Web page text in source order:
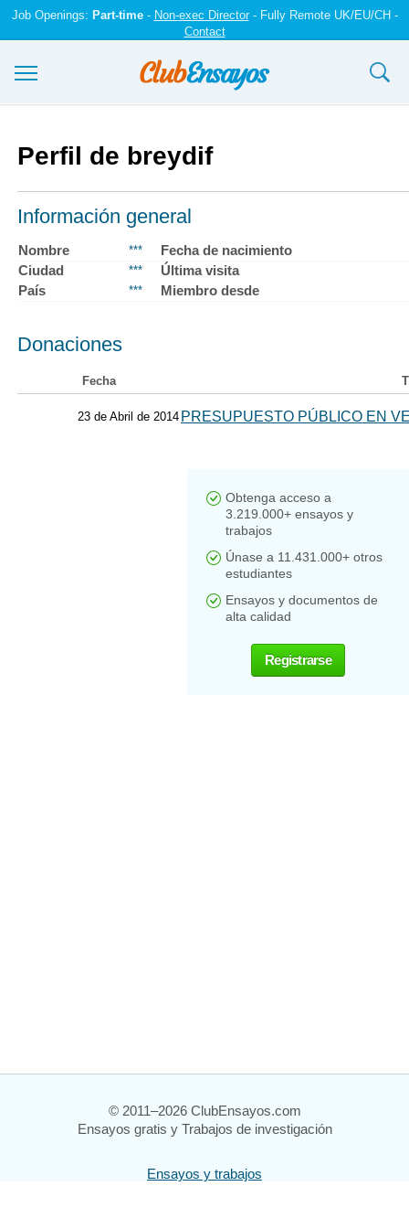
Job Openings: Part-time- Non-exec Director- Fully Remote UK/EU/CH -
Contact
Registrarse
Iniciar sesión
Contáctenos
Perfil de breydif
Información general
Nombre ***
Fecha de nacimiento
Ciudad
***
Última visita
País
*** Miembro desde
Donaciones
Fecha
23 de Abril de 2014 PRESUPUESTO PÚBLICO EN
Obtenga acceso a
3.219.000+ ensayos y
trabajos
Únase a 11.431.000+ otros
estudiantes
Ensayos y documentos de
alta calidad
Registrarse
© 2011–2026 ClubEnsayos.com
Ensayos gratis y Trabajos de investigación
Ensayos y trabajos